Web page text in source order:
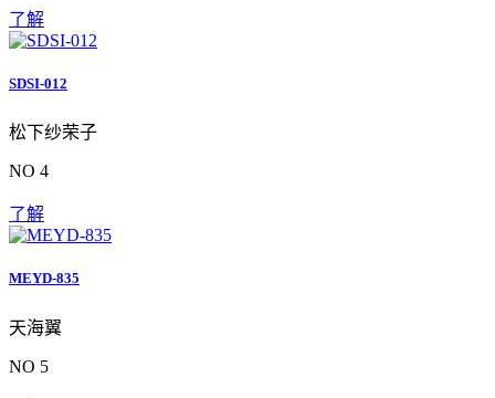
了解
SDSI-012
松下纱荣子
NO 4
了解
MEYD-835
天海翼
NO 5